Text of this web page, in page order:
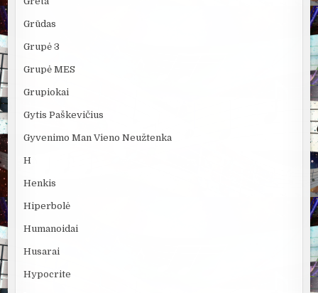
Grūdas
Grupė 3
Grupė MES
Grupiokai
Gytis Paškevičius
Gyvenimo Man Vieno Neužtenka
H
Henkis
Hiperbolė
Humanoidai
Husarai
Hypocrite